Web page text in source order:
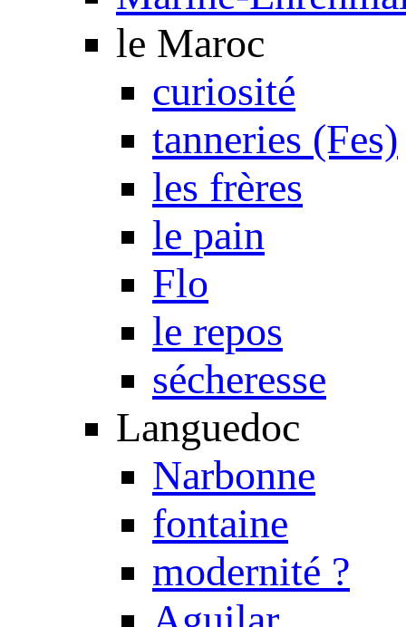
le Maroc
curiosité
tanneries (Fes)
les frères
le pain
Flo
le repos
sécheresse
Languedoc
Narbonne
fontaine
modernité ?